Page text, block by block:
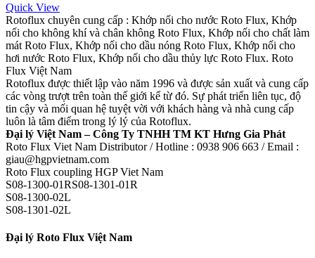
Quick View
Rotoflux chuyên cung cấp : Khớp nối cho nước Roto Flux, Khớp
nối cho không khí và chân không Roto Flux, Khớp nối cho chất làm
mát Roto Flux, Khớp nối cho dầu nóng Roto Flux, Khớp nối cho
hơi nước Roto Flux, Khớp nối cho dầu thủy lực Roto Flux. Roto
Flux Việt Nam
Rotoflux được thiết lập vào năm 1996 và được sản xuất và cung cấp
các vòng trượt trên toàn thế giới kể từ đó. Sự phát triển liên tục, độ
tin cậy và mối quan hệ tuyệt vời với khách hàng và nhà cung cấp
luôn là tâm điểm trong lý lý của Rotoflux.
Đại lý Việt Nam – Công Ty TNHH TM KT Hưng Gia Phát
Roto Flux Viet Nam Distributor / Hotline : 0938 906 663 / Email :
giau@hgpvietnam.com
Roto Flux coupling HGP Viet Nam
S08-1300-01RS08-1301-01R
S08-1300-02L
S08-1301-02L
Đại lý Roto Flux Việt Nam